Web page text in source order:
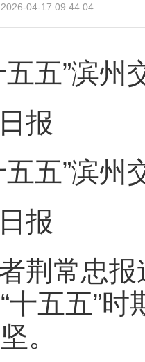
2026-04-17 09:44:04
五五”滨州
报
五五”滨州
报
荆常忠
十五五”
。